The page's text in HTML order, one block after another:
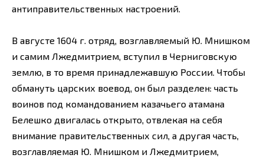
антиправительственных настроений.
В августе 1604 г. отряд, возглавляемый Ю. Мнишком
и самим Лжедмитрием, вступил в Черниговскую
землю, в то время принадлежавшую России. Чтобы
обмануть царских воевод, он был разделен: часть
воинов под командованием казачьего атамана
Белешко двигалась открыто, отвлекая на себя
внимание правительственных сил, а другая часть,
возглавляемая Ю. Мнишком и Лжедмитрием,